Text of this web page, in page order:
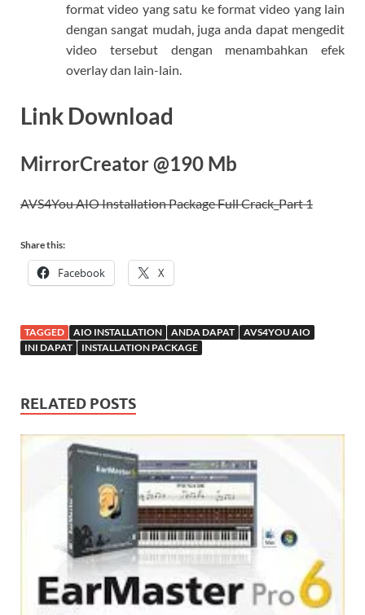
format video yang satu ke format video yang lain
dengan sangat mudah, juga anda dapat mengedit
video tersebut dengan menambahkan efek
overlay dan lain-lain.
Link Download
MirrorCreator @190 Mb
AVS4You AIO Installation Package Full Crack_Part 1
Share this:
Facebook X
TAGGED AIO INSTALLATION ANDA DAPAT
AVS4YOU AIO
INI DAPAT
INSTALLATION PACKAGE
RELATED POSTS